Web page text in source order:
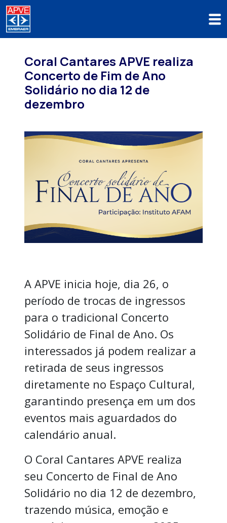
Coral Cantares APVE realiza
Concerto de Fim de Ano
Solidário no dia 12 de
dezembro
A APVE inicia hoje, dia 26, o
período de trocas de ingressos
para o tradicional Concerto
Solidário de Final de Ano. Os
interessados já podem realizar a
retirada de seus ingressos
diretamente no Espaço Cultural,
garantindo presença em um dos
eventos mais aguardados do
calendário anual.
O Coral Cantares APVE realiza
seu Concerto de Final de Ano
Solidário no dia 12 de dezembro,
trazendo música, emoção e